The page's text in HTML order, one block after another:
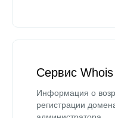
Сервис Whois
Информация о
регистрации